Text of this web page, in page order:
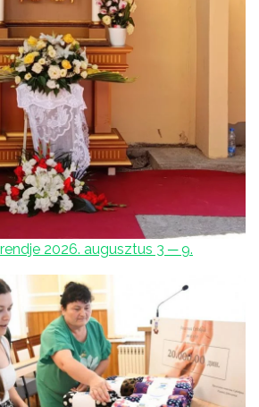
2026. augusztus 3 ─ 9.